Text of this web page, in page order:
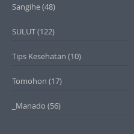
Sangihe(48)
SULUT(122)
Tips Kesehatan (10)
Tomohon (17)
_Manado (56)